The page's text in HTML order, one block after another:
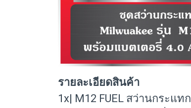
รายละเอียดสินค้า
1x| M12 FUEL สว่านกระแทก